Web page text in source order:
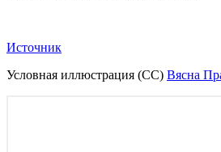
Источник
Условная иллюстрация (CC) Вясна